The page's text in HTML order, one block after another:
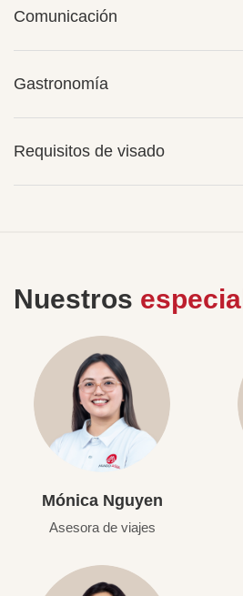
Comunicación
Gastronomía
Requisitos de visado
Nuestros
Mónica Nguyen
Asesora de viajes